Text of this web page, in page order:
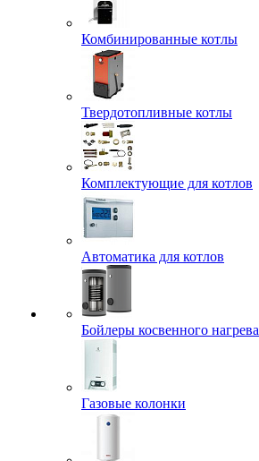
Комбинированные котлы
Твердотопливные котлы
Комплектующие для котлов
Автоматика для котлов
Бойлеры косвенного нагрева
Газовые колонки